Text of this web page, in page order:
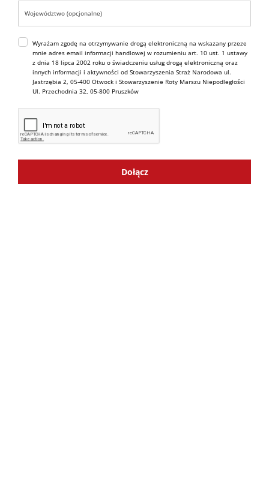
Wyrażam zgodę na otrzymywanie drogą elektroniczną na wskazany przeze
mnie adres email informacji handlowej w rozumieniu art. 10 ust. 1 ustawy
z dnia 18 lipca 2002 roku o świadczeniu usług drogą elektroniczną oraz
innych informacji i aktywności od Stowarzyszenia Straż Narodowa ul.
Jastrzębia 2, 05-400 Otwock i Stowarzyszenie Roty Marszu Niepodległości
Ul. Przechodnia 32, 05-800 Pruszków
Dołącz